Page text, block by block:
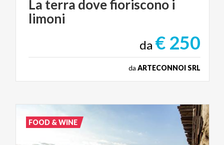
La terra dovefioriscono i
limoni
da € 250
da ARTECONNOI SRL
FOOD & WINE